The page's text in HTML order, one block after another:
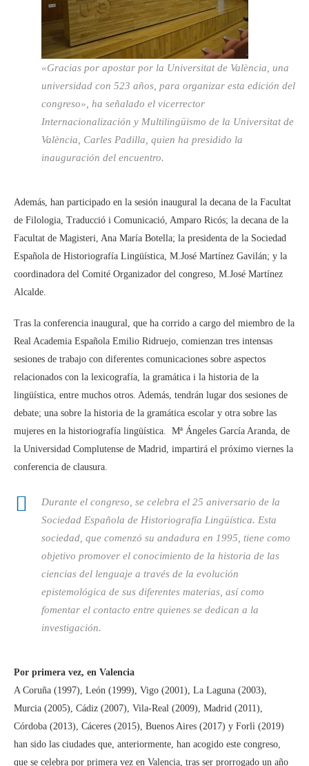
«Gracias por apostar por la Universitat de València, una
universidad con 523 años, para organizar esta edición del
congreso», ha señalado el vicerrector
Internacionalización y Multilingüismo de la Universitat de
València, Carles Padilla, quien ha presidido la
inauguración del encuentro.
Además, han participado en la sesión inaugural la decana de la Facultat
de Filologia, Traducció i Comunicació, Amparo Ricós; la decana de la
Facultat de Magisteri, Ana María Botella; la presidenta de la Sociedad
Española de Historiografía Lingüística, M.José Martínez Gavilán; y la
coordinadora del Comité Organizador del congreso, M.José Martínez
Alcalde.
Tras la conferencia inaugural, que ha corrido a cargo del miembro de la
Real Academia Española Emilio Ridruejo, comienzan tres intensas
sesiones de trabajo con diferentes comunicaciones sobre aspectos
relacionados con la lexicografía, la gramática i la historia de la
lingüística, entre muchos otros. Además, tendrán lugar dos sesiones de
debate; una sobre la historia de la gramática escolar y otra sobre las
mujeres en la historiografía lingüística. Mª Ángeles García Aranda, de
la Universidad Complutense de Madrid, impartirá el próximo viernes la
conferencia de clausura.
Durante el congreso, se celebra el 25 aniversario de la
Sociedad Española de Historiografía Lingüística. Esta
sociedad, que comenzó su andadura en 1995, tiene como
objetivo promover el conocimiento de la historia de las
ciencias del lenguaje a través de la evolución
epistemológica de sus diferentes materias, así como
fomentar el contacto entre quienes se dedican a la
investigación.
Por primera vez, en Valencia
A Coruña (1997), León (1999), Vigo (2001), La Laguna (2003),
Murcia (2005), Cádiz (2007), Vila-Real (2009), Madrid (2011),
Córdoba (2013), Cáceres (2015), Buenos Aires (2017) y Forlì (2019)
han sido las ciudades que, anteriormente, han acogido este congreso,
que se celebra por primera vez en Valencia, tras ser prorrogado un año